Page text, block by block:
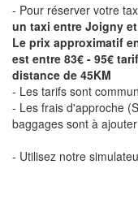
- Pour réserver votre
un taxi entre Joigny
Le prix approximatif
est entre 83€ - 95€
distance de 45KM
- Les tarifs sont
- Les frais d'approche
baggages sont à ajouter
- Utilisez notre